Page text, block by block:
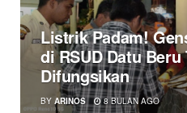
Listrik Padam!
di RSUD Datu
Difungsikan
BY ARINOS 8 BULAN AGO